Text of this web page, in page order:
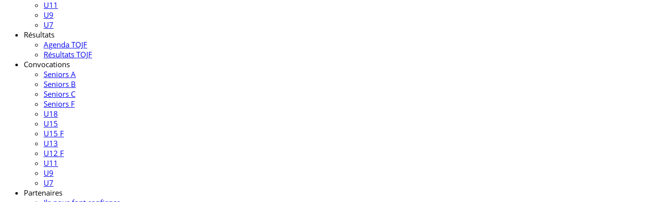
U11
U9
U7
Résultats
Agenda TOJF
Résultats TOJF
Convocations
Seniors A
Seniors B
Seniors C
Seniors F
U18
U15
U15 F
U13
U12 F
U11
U9
U7
Partenaires